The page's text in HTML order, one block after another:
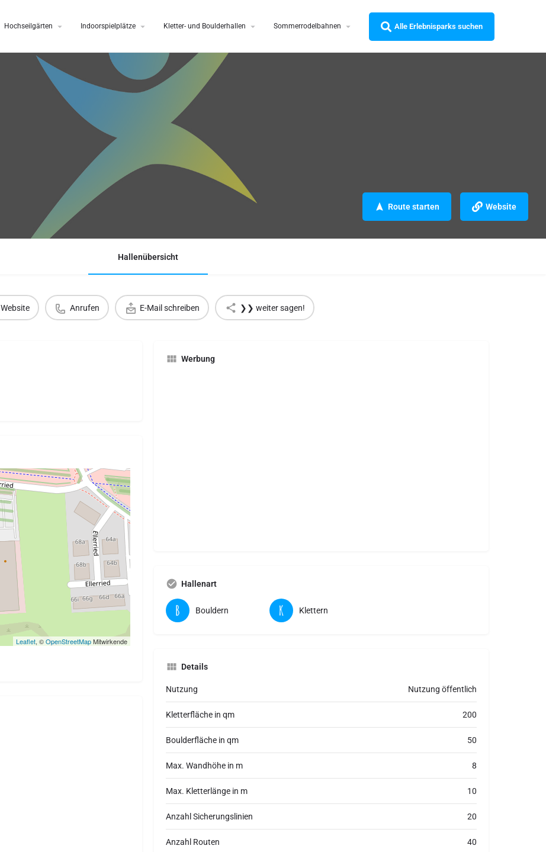
Hochseilgärten Indoorspielplätze Kletter- und Boulderhallen Sommerrodelbahnen Alle Erlebnisparks suchen
Route starten Website
Hallenübersicht
Website Anrufen E-Mail schreiben ❯❯ weiter sagen!
Leaflet, ©OpenStreetMapMitwirkende
Werbung
Hallenart
Bouldern Klettern
Details
Nutzung Nutzung öffentlich
Kletterfläche in qm 200
Boulderfläche in qm 50
Max. Wandhöhe in m 8
Max. Kletterlänge in m 10
Anzahl Sicherungslinien 20
Anzahl Routen 40